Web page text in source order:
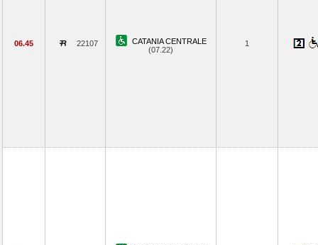
06.45 22107
CATANIA CENTRALE
(07.22)
1